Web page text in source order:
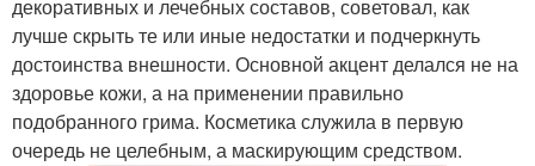
декоративных и лечебных составов, советовал, как
лучше скрыть те или иные недостатки и подчеркнуть
достоинства внешности. Основной акцент делался не на
здоровье кожи, а на применении правильно
подобранного грима. Косметика служила в первую
очередь не целебным, а маскирующим средством.